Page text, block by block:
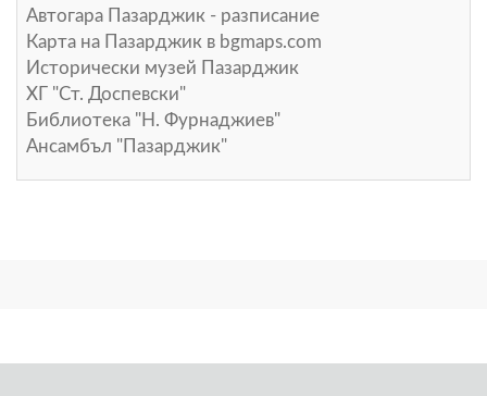
Автогара Пазарджик - разписание
Карта на Пазарджик в bgmaps.com
Исторически музей Пазарджик
ХГ "Ст. Доспевски"
Библиотека "Н. Фурнаджиев"
Ансамбъл "Пазарджик"